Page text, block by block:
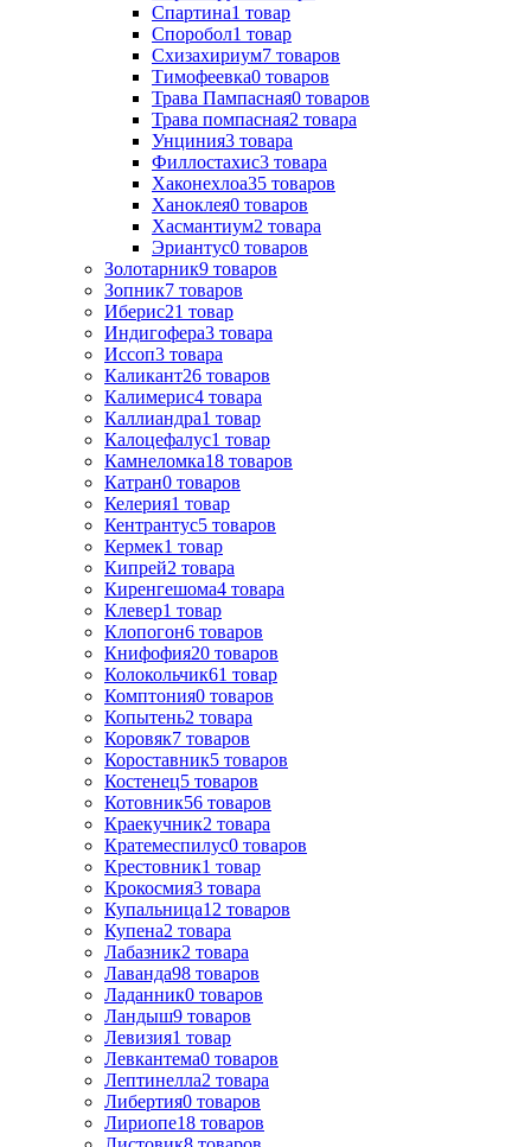
Спартина1 товар
Споробол1 товар
Схизахириум7 товаров
Тимофеевка0 товаров
Трава Пампасная0 товаров
Трава помпасная2 товара
Унциния3 товара
Филлостахис3 товара
Хаконехлоа35 товаров
Ханоклея0 товаров
Хасмантиум2 товара
Эриантус0 товаров
Золотарник9 товаров
Зопник7 товаров
Иберис21 товар
Индигофера3 товара
Иссоп3 товара
Каликант26 товаров
Калимерис4 товара
Каллиандра1 товар
Калоцефалус1 товар
Камнеломка18 товаров
Катран0 товаров
Келерия1 товар
Кентрантус5 товаров
Кермек1 товар
Кипрей2 товара
Киренгешома4 товара
Клевер1 товар
Клопогон6 товаров
Книфофия20 товаров
Колокольчик61 товар
Комптония0 товаров
Копытень2 товара
Коровяк7 товаров
Короставник5 товаров
Костенец5 товаров
Котовник56 товаров
Краекучник2 товара
Кратемеспилус0 товаров
Крестовник1 товар
Крокосмия3 товара
Купальница12 товаров
Купена2 товара
Лабазник2 товара
Лаванда98 товаров
Ладанник0 товаров
Ландыш9 товаров
Левизия1 товар
Левкантема0 товаров
Лептинелла2 товара
Либертия0 товаров
Лириопе18 товаров